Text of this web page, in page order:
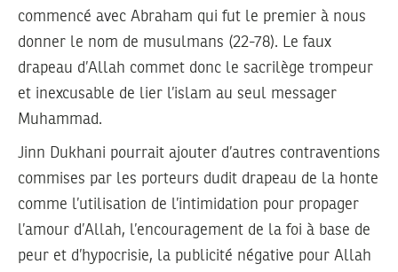
commencé avec Abraham qui fut le premier à nous
donner le nom de musulmans (22-78). Le faux
drapeau d’Allah commet donc le sacrilège trompeur
et inexcusable de lier l’islam au seul messager
Muhammad.
Jinn Dukhani pourrait ajouter d’autres contraventions
commises par les porteurs dudit drapeau de la honte
comme l’utilisation de l’intimidation pour propager
l’amour d’Allah, l’encouragement de la foi à base de
peur et d’hypocrisie, la publicité négative pour Allah